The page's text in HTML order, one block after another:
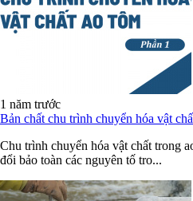
1 năm trước
Bản chất chu trình chuyển hóa vật
Chu trình chuyển hóa vật chất trong
đổi bảo toàn các nguyên tố tro...